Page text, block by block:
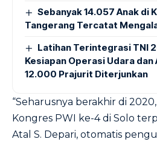
Sebanyak 14.057 Anak di
Tangerang Tercatat
Latihan Terintegrasi TNI
Kesiapan Operasi Udara
12.000 Prajurit Diterjunkan
“Seharusnya berakhir di
Kongres PWI ke-4 di Solo
Atal S. Depari, otomatis